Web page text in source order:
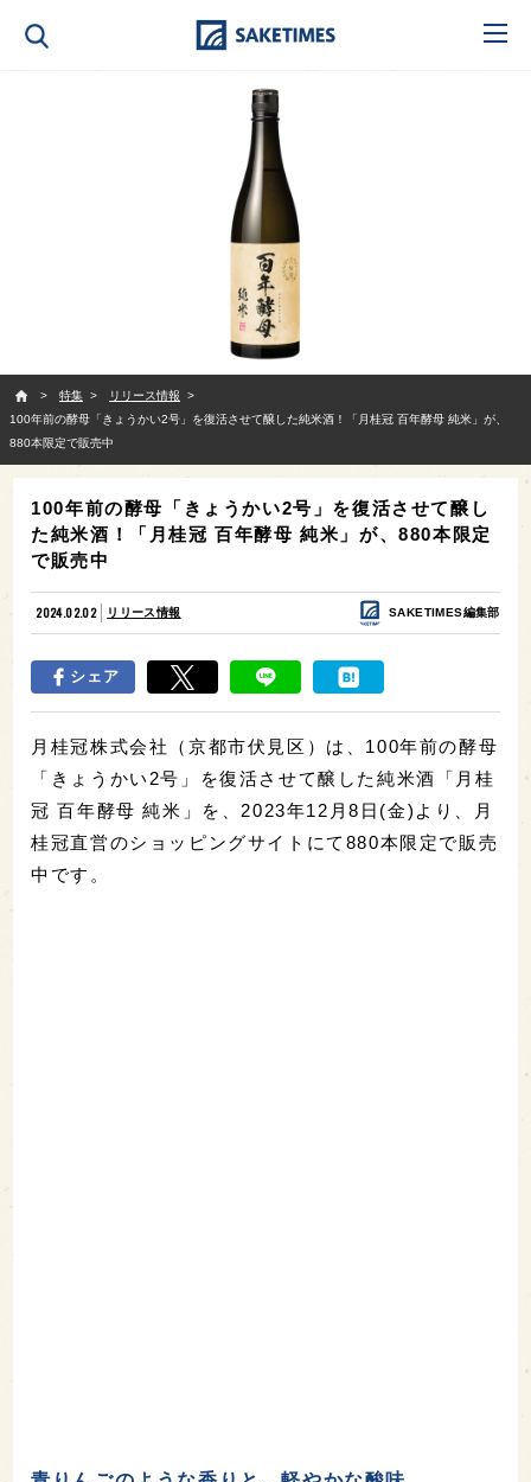
特集
リリース情報
100年前の酵母「きょうかい2号」を復活させて醸した純米酒！「月桂冠 百年酵母 純米」が、
880本限定で販売中
100年前の酵母「きょうかい2号」を復活させて醸し
た純米酒！「月桂冠 百年酵母 純米」が、880本限定
で販売中
2024.02.02 リリース情報 SAKETIMES編集部
シェア
月桂冠株式会社（京都市伏見区）は、100年前の酵母
「きょうかい2号」を復活させて醸した純米酒「月桂
冠 百年酵母 純米」を、2023年12月8日(金)より、月
桂冠直営のショッピングサイトにて880本限定で販売
中です。